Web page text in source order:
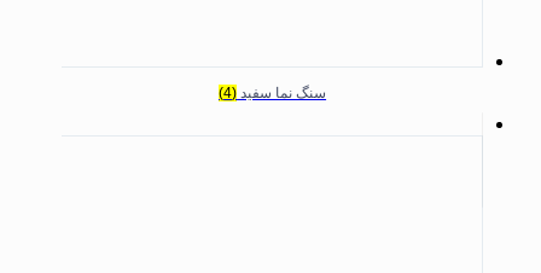
سنگ نما سفید (4)